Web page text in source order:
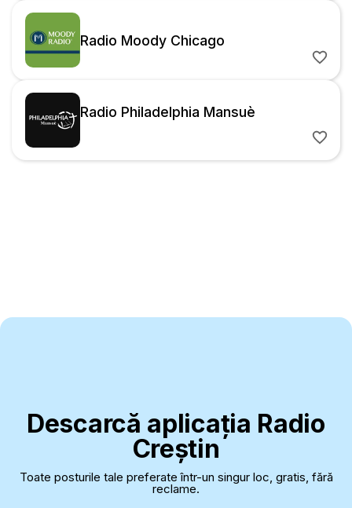
Radio Moody Chicago
Radio Philadelphia Mansuè
Descarcă aplicația Radio
Creștin
Toate posturile tale preferate într-un singur loc, gratis, fără
reclame.